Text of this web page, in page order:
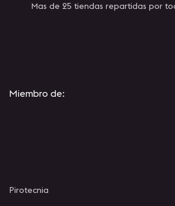
Mas de 25 tiendas repartidas por
Miembro de:
Pirotecnia